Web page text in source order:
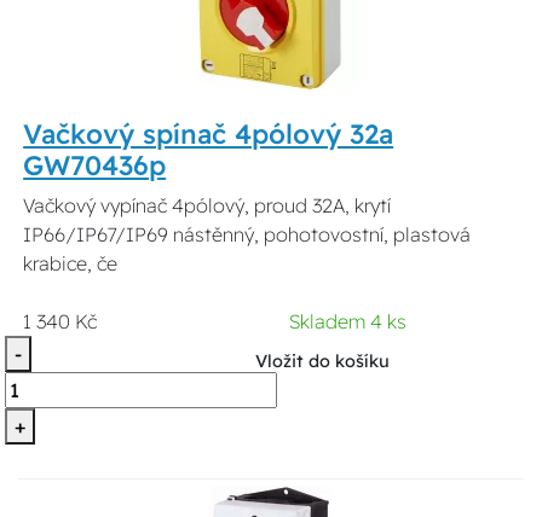
Vačkový spínač 4pólový 32a
GW70436p
Vačkový vypínač 4pólový, proud 32A, krytí
IP66/IP67/IP69 nástěnný, pohotovostní, plastová
krabice, če
1 340 Kč
Skladem 4 ks
-
+
Vložit do košíku